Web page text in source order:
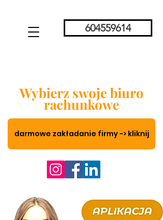
604559614
Wybierz swoje biuro
rachunkowe
darmowe zakładanie firmy -> kliknij